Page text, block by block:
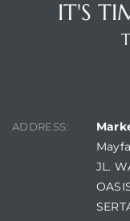
IT'S
ADDRESS:
JL.